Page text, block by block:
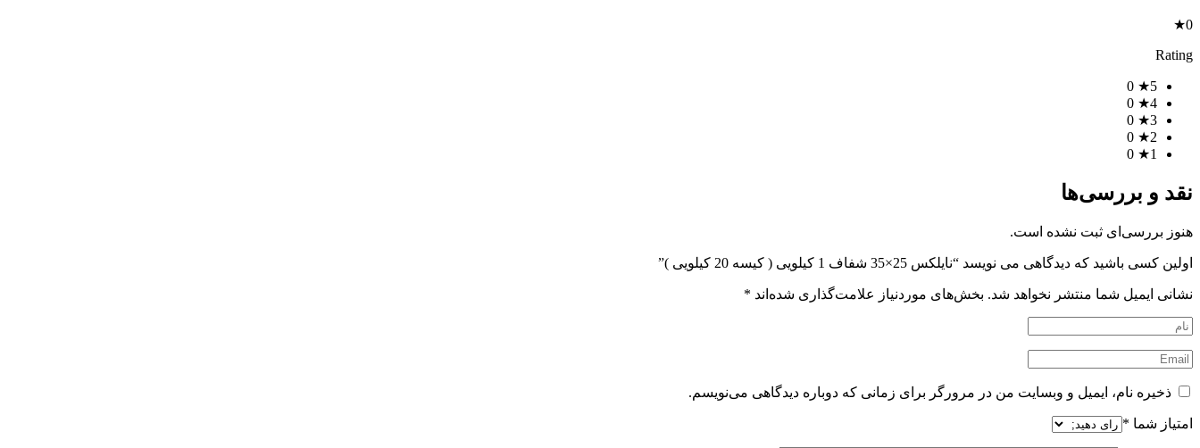
0★
Rating
5★
0
4★
0
3★
0
2★
0
1★
0
نقد و بررسی‌ها
هنوز بررسی‌ای ثبت نشده است.
اولین کسی باشید که دیدگاهی می نویسد “نایلکس 25×35 شفاف 1 کیلویی ( کیسه 20 کیلویی )”
نشانی ایمیل شما منتشر نخواهد شد. بخش‌های موردنیاز علامت‌گذاری شده‌اند *
ذخیره نام، ایمیل و وبسایت من در مرورگر برای زمانی که دوباره دیدگاهی می‌نویسم.
امتیاز شما *